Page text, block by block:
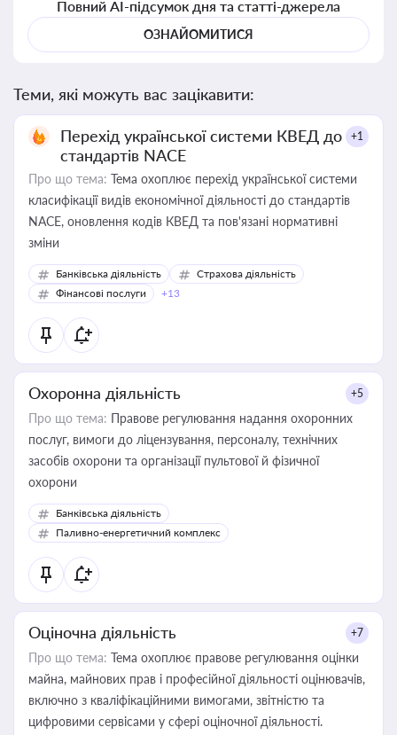
Повний AI-підсумок дня та статті-джерела
ОЗНАЙОМИТИСЯ
Теми, які можуть вас зацікавити:
Перехід української системи КВЕД до
стандартів NACE
+1
Про що тема: Тема охоплює перехід української системи
класифікації видів економічної діяльності до стандартів
NACE, оновлення кодів КВЕД та пов'язані нормативні
зміни
Банківська діяльність
Страхова діяльність
Фінансові послуги
+13
Охоронна діяльність +5
Про що тема: Правове регулювання надання охоронних
послуг, вимоги до ліцензування, персоналу, технічних
засобів охорони та організації пультової й фізичної
охорони
Банківська діяльність
Паливно-енергетичний комплекс
Оціночна діяльність +7
Про що тема: Тема охоплює правове регулювання оцінки
майна, майнових прав і професійної діяльності оцінювачів,
включно з кваліфікаційними вимогами, звітністю та
цифровими сервісами у сфері оціночної діяльності.